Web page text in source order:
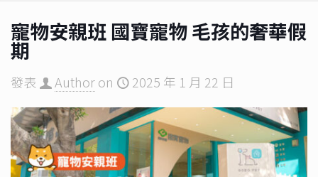
寵物安親班 國寶寵物 毛孩的奢華假
期
發表 Authoron 2025 年 1 月 22 日